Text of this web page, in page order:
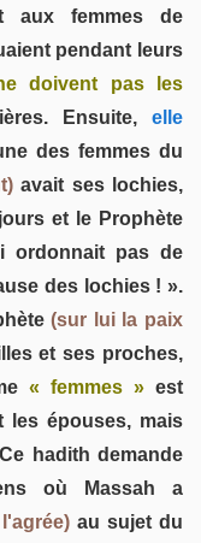
aux femmes de
pendant leurs
doivent pas les
Ensuite, elle
des femmes du
avait ses lochies,
et le Prophète
ordonnait pas de
des lochies ! ».
(sur lui la paix
et ses proches,
« femmes » est
les épouses, mais
hadith demande
où Massah a
au sujet du